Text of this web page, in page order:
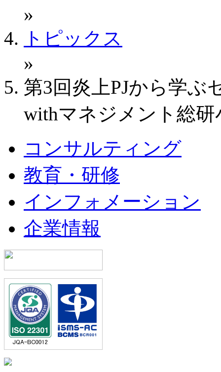
»
トピックス
»
第3回炎上PJから学ぶ
withマネジメント総研
コンサルティング
教育・研修
インフォメーション
企業情報